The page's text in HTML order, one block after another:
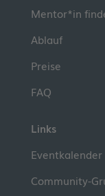
Mentor*in
Ablauf
Preise
FAQ
Links
Eventkalender
Community-